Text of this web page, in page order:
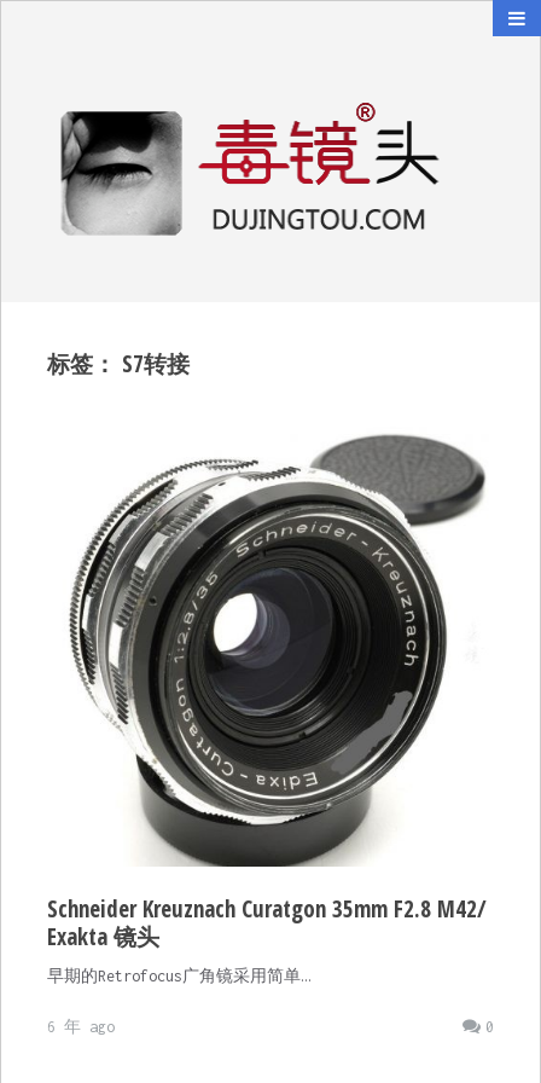
标签： S7转接
Schneider Kreuznach Curatgon 35mm F2.8 M42/
Exakta 镜头
早期的Retrofocus广角镜采用简单…
0
6 年 ago